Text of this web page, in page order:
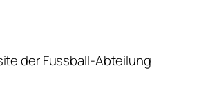
der Fussball-Abteilung